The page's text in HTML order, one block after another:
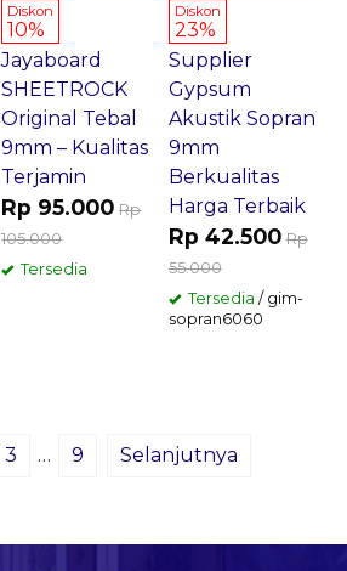
Diskon
10%
Jayaboard
SHEETROCK
Original Tebal
9mm – Kualitas
Terjamin
Rp 95.000 Rp
105.000
Tersedia
Diskon
23%
Supplier
Gypsum
Akustik Sopran
9mm
Berkualitas
Harga Terbaik
Rp 42.500 Rp
55.000
Tersedia / gim-
sopran6060
3 … 9 Selanjutnya